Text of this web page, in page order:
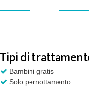
Tipi di
Bambini gratis
Solo pernottamento